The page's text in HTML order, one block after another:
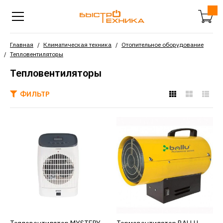
Главная Климатическая техника
Отопительное оборудование
Тепловентиляторы
Тепловентиляторы
ФИЛЬТР
Тепловентилятор
MYSTERY MCH-1024
1473р.
КУПИТЬ